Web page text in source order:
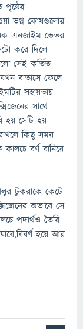
ভগ্ন কোষগুলোর
এনজাইম ভেতর
করে দিলে
সেই কর্তিত
বাতাসে ফেলে
সহায়তায়
সাথে
হয় সেটি হয়
কিছু সময়
বর্ণ বানিয়ে
টুকরাকে কেটে
অভাবে সে
পদার্থও তৈরি
হয়ে আর